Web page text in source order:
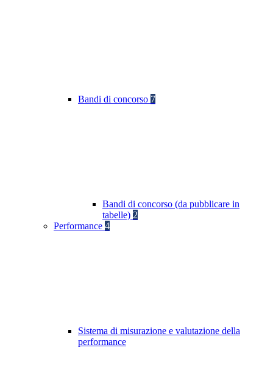
Bandi di concorso 7
Bandi di concorso (da pubblicare in
tabelle) 2
Performance 4
Sistema di misurazione e valutazione della
performance